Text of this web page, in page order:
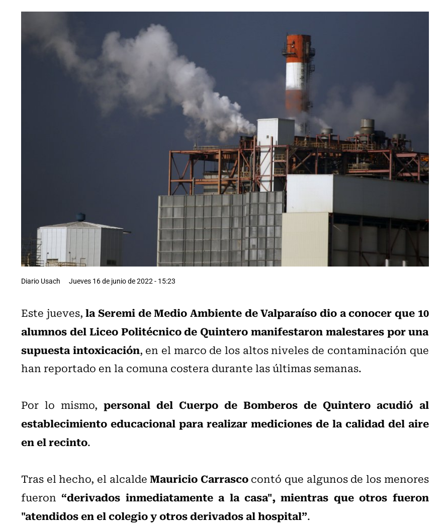
Diario Usach Jueves 16 de junio de 2022 - 15:23
Este jueves,la Seremi de Medio Ambiente de Valparaíso dio a conocer que 10
alumnos del Liceo Politécnico de Quintero manifestaron malestares por una
supuesta intoxicación, en el marco de los altos niveles de contaminación que
han reportado en la comuna costera durante las últimas semanas.
Por lo mismo, personal del Cuerpo de Bomberos de Quintero acudió al
establecimiento educacional para realizar mediciones de la calidad del aire
en el recinto.
Tras el hecho, el alcaldeMauricio Carrascocontó que algunos de los menores
fueron“derivados inmediatamente a la casa", mientras que otros fueron
"atendidos en el colegio y otros derivados al hospital”.